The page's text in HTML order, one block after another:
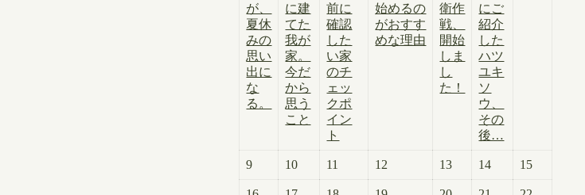
が、
夏休
みの
思い
出に
な
る。
に建
てた
我が
家。
今だ
から
思う
こと
前に
確認
した
い家
のチ
ェッ
クポ
イン
ト
始めるの
がおすす
めな理由
衛作
戦、
開始
しま
し
た！
にご
紹介
した
ハツ
ユキ
ソ
ウ、
その
後…
9 10 11 12 13 14 15